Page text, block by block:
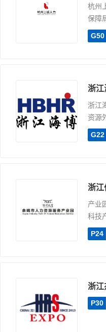
杭州
保障
G50
浙江
浙江
资源
G22
浙江
产业
科技
P24
浙江
P30